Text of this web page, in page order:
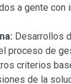
a gente
Desarrollos
proceso de
criterios
de la